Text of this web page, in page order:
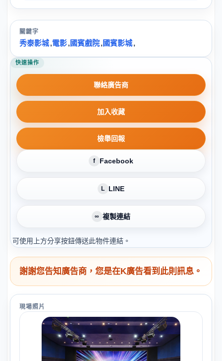
關鍵字
秀泰影城,電影,國賓戲院,國賓影城,
快速操作
聯絡廣告商
加入收藏
檢舉回報
f Facebook
L LINE
∞ 複製連結
可使用上方分享按鈕傳送此物件連結。
謝謝您告知廣告商，您是在K廣告看到此則訊息。
現場照片